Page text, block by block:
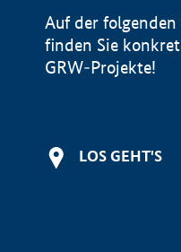
Auf der
finden Sie
GRW-Projekte!
LOS GEHT'S